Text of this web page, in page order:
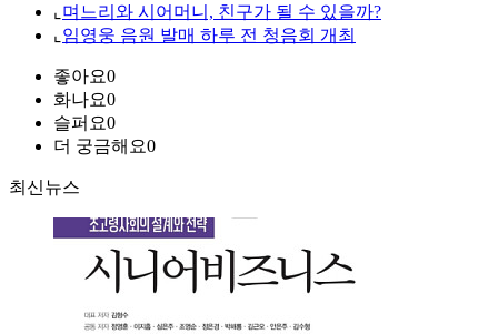
⌞ 며느리와 시어머니, 친구가 될 수 있을까?
⌞ 임영웅 음원 발매 하루 전 청음회 개최
좋아요0
화나요0
슬퍼요0
더 궁금해요0
최신뉴스